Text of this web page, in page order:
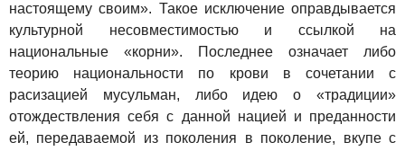
настоящему своим». Такое исключение оправдывается
культурной несовместимостью и ссылкой на
национальные «корни». Последнее означает либо
теорию национальности по крови в сочетании с
расизацией мусульман, либо идею о «традиции»
отождествления себя с данной нацией и преданности
ей, передаваемой из поколения в поколение, вкупе с